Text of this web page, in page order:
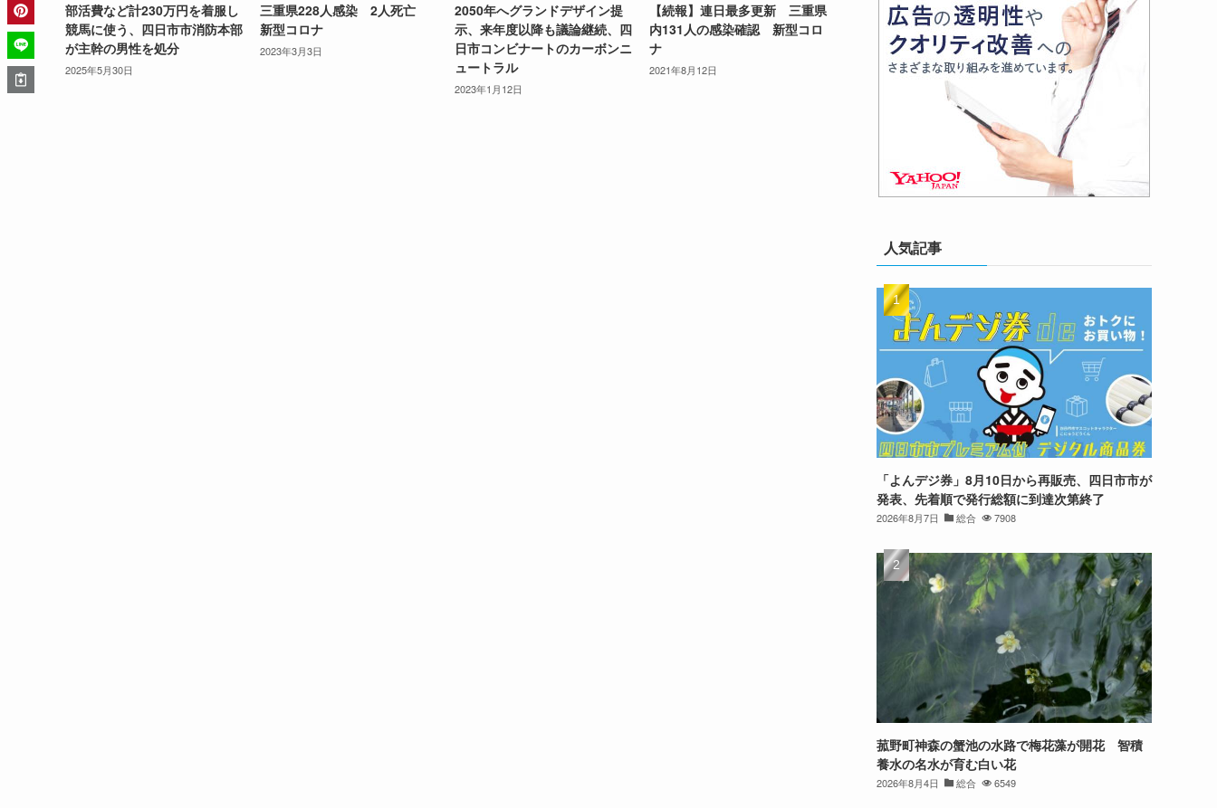
部活費など計230万円を着服し
競馬に使う、四日市市消防本部
が主幹の男性を処分
2025年5月30日
三重県228人感染 2人死亡
新型コロナ
2023年3月3日
2050年へグランドデザイン提
示、来年度以降も議論継続、四
日市コンビナートのカーボンニ
ュートラル
2023年1月12日
【続報】連日最多更新 三重県
内131人の感染確認 新型コロ
ナ
2021年8月12日
人気記事
「よんデジ券」8月10日から再販売、四日市市が
発表、先着順で発行総額に到達次第終了
2026年8月7日 総合 7908
菰野町神森の蟹池の水路で梅花藻が開花 智積
養水の名水が育む白い花
2026年8月4日 総合 6549